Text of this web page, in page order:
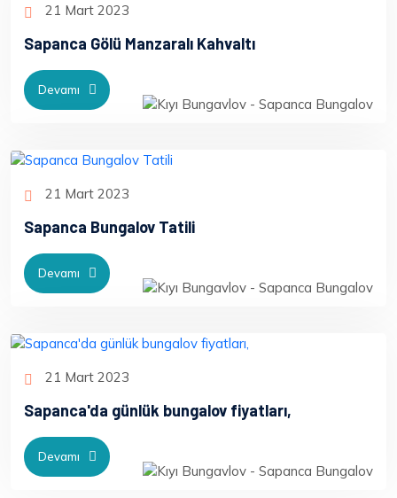
21 Mart 2023
Sapanca Gölü Manzaralı Kahvaltı
Devamı
21 Mart 2023
Sapanca Bungalov Tatili
Devamı
21 Mart 2023
Sapanca'da günlük bungalov fiyatları,
Devamı